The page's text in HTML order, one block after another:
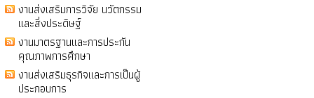
งานส่งเสริมการวิจัย นวัตกรรม
และสิ่งประดิษฐ์
งานมาตรฐานและการประกัน
คุณภาพการศึกษา
งานส่งเสริมธุรกิจและการเป็นผู้
ประกอบการ